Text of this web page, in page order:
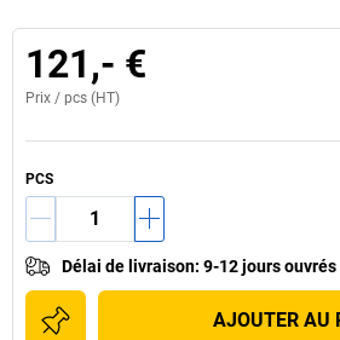
121,- €
Prix / pcs (HT)
PCS
Délai de livraison: 9-12 jours ouvrés
AJOUTER AU